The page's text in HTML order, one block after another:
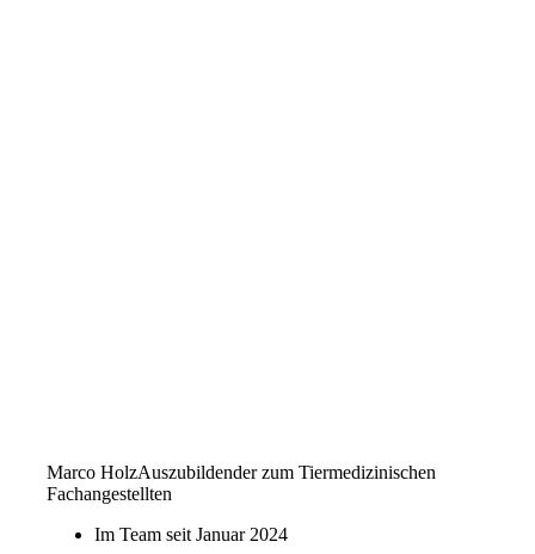
Marco HolzAuszubildender zum Tiermedizinischen
Fachangestellten
Im Team seit Januar 2024